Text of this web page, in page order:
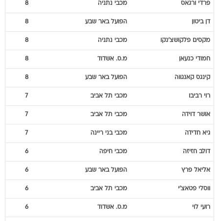
פרדי ורגאס מכבי נתניה 8
דן ביטון הפועל באר שבע 8
מקסים פלקושצ'נקו מכבי נתניה 8
חמודי כנעאן מ.ס. אשדוד 8
קינגס קאנגווה הפועל באר שבע 8
רוי רביבו מכבי תל אביב 7
אושר דוידה מכבי תל אביב 7
גיא חדידה מכבי בני ריינה 7
דולב חזיזה מכבי חיפה 6
אליאל פרץ הפועל באר שבע 6
ווסלי פטאצ'י מכבי תל אביב 6
רועי לוי מ.ס. אשדוד 6